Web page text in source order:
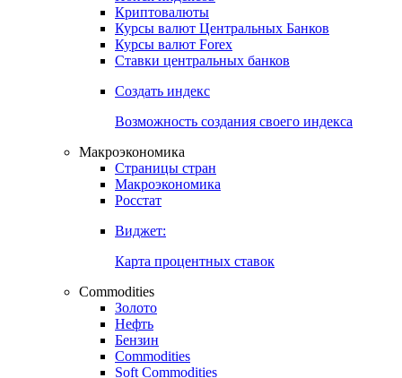
Получить доступ
Индикаторы рынка
Поиск индексов
Курсы валют Центральных Банков
Ставки центральных банков
Создать индекс
Возможность создания своего индекса
Страницы стран
Росстат
Виджет:
Карта процентных ставок
Commodities
Золото